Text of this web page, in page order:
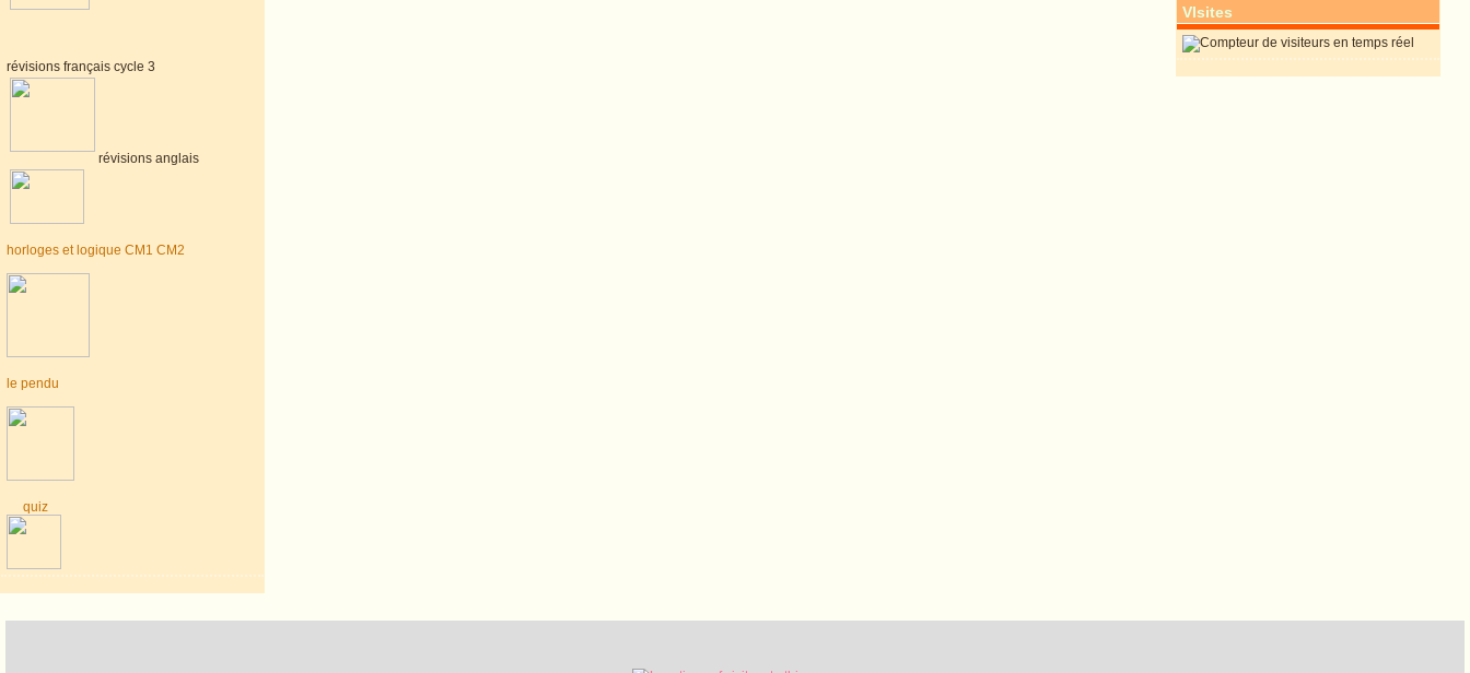
révisions français cycle 3
révisions anglais
horloges et logique CM1 CM2
le pendu
quiz
VIsites